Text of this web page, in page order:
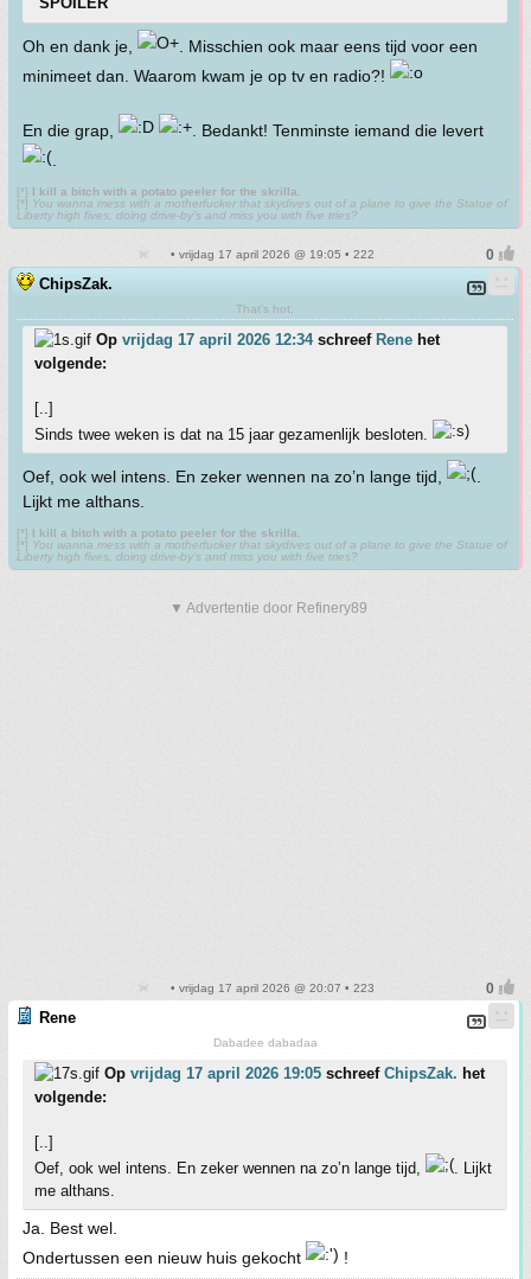
Oh en dank je,
. Misschien ook maar eens tijd voor een
minimeet dan. Waarom kwam je op tv en radio?!
En die grap,
. Bedankt! Tenminste iemand die levert
[*] I kill a bitch with a potato peeler for the skrilla.
[*] You wanna mess with a motherfucker that skydives out of a plane to give the Statue of
Liberty high fives, doing drive-by’s and miss you with five tries?
• vrijdag 17 april 2026 @ 19:05 • 222
ChipsZak.
That's hot.
Op vrijdag 17 april 2026 12:34schreef Rene het
volgende:
[..]
Sinds twee weken is dat na 15 jaar gezamenlijk besloten.
Oef, ook wel intens. En zeker wennen na zo’n lange tijd,
Lijkt me althans.
[*] I kill a bitch with a potato peeler for the skrilla.
[*] You wanna mess with a motherfucker that skydives out of a plane to give the Statue of
Liberty high fives, doing drive-by’s and miss you with five tries?
▼ Advertentie door Refinery89
• vrijdag 17 april 2026 @ 20:07 • 223
Rene
Dabadee dabadaa
Op vrijdag 17 april 2026 19:05 schreef ChipsZak. het
volgende:
[..]
Oef, ook wel intens. En zeker wennen na zo’n lange tijd,
. Lijkt
me althans.
Ja. Best wel.
Ondertussen een nieuw huis gekocht
!